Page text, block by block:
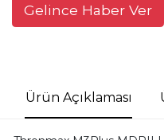
Gelince Haber Ver
Ürün Açıklaması